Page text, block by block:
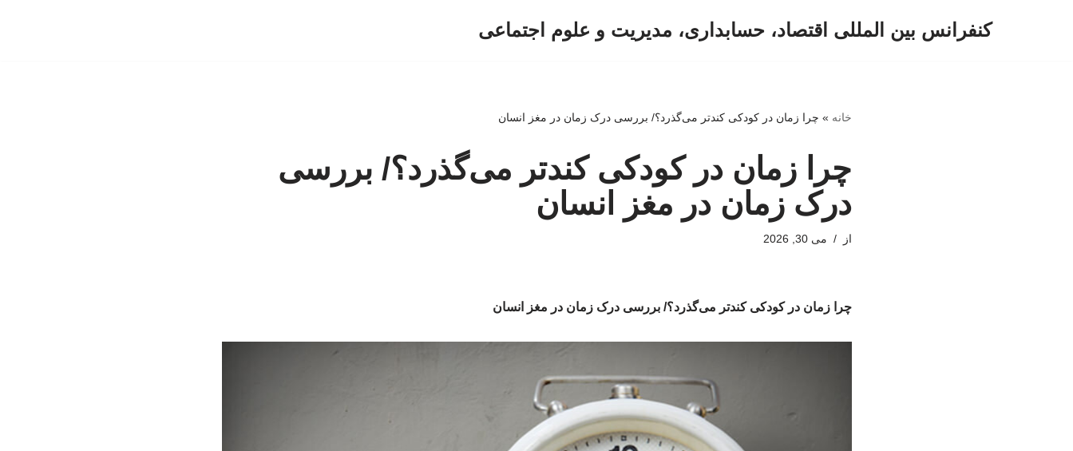
کنفرانس بین المللی اقتصاد، حسابداری، مدیریت و علوم اجتماعی
خانه » چرا زمان در کودکی کندتر می‌گذرد؟/ بررسی درک زمان در مغز انسان
چرا زمان در کودکی کندتر می‌گذرد؟/ بررسی
درک زمان در مغز انسان
از می 30, 2026
چرا زمان در کودکی کندتر می‌گذرد؟/ بررسی درک زمان در مغز انسان